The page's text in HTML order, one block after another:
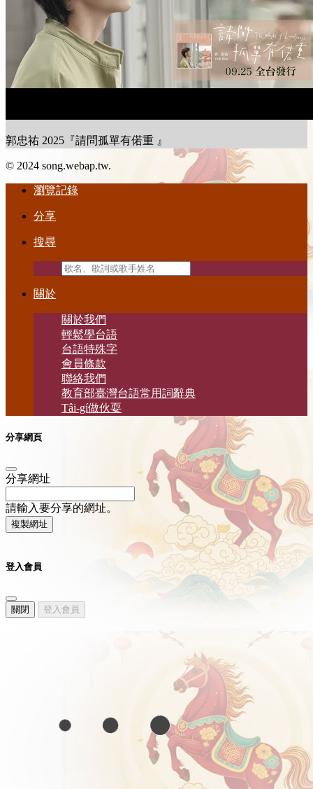
郭忠祐 2025『請問孤單有偌重 』
© 2024 song.webap.tw.
瀏覽記錄
分享
搜尋
關於
關於我們
輕鬆學台語
台語特殊字
會員條款
聯絡我們
教育部臺灣台語常用詞辭典
Tâi-gí做伙耍
分享網頁
分享網址
請輸入要分享的網址。
複製網址
登入會員
關閉 登入會員